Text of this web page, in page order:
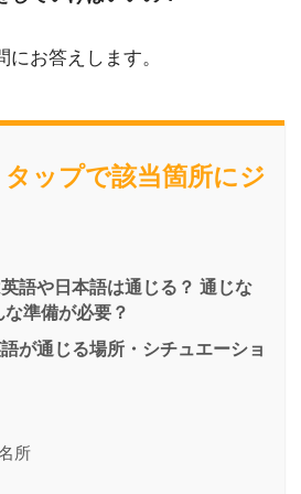
お答えします。
タップで該当箇所にジ
語や日本語は通じる？ 通じな
準備が必要？
が通じる場所・シチュエーショ
所